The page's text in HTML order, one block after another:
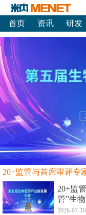
首页 资讯 研发
20+监
管”生
2026-07-10